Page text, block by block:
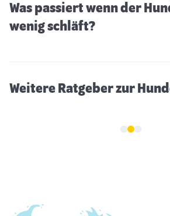
Was passiert wenn der
wenig schläft?
Weitere Ratgeber zur
Hund hustet